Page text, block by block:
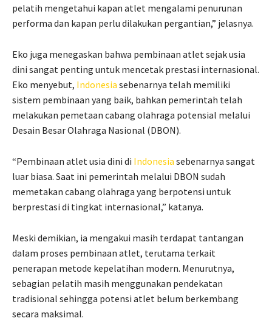
pelatih mengetahui kapan atlet mengalami penurunan
performa dan kapan perlu dilakukan pergantian,” jelasnya.
Eko juga menegaskan bahwa pembinaan atlet sejak usia
dini sangat penting untuk mencetak prestasi internasional.
Eko menyebut, Indonesia sebenarnya telah memiliki
sistem pembinaan yang baik, bahkan pemerintah telah
melakukan pemetaan cabang olahraga potensial melalui
Desain Besar Olahraga Nasional (DBON).
“Pembinaan atlet usia dini di Indonesia sebenarnya sangat
luar biasa. Saat ini pemerintah melalui DBON sudah
memetakan cabang olahraga yang berpotensi untuk
berprestasi di tingkat internasional,” katanya.
Meski demikian, ia mengakui masih terdapat tantangan
dalam proses pembinaan atlet, terutama terkait
penerapan metode kepelatihan modern. Menurutnya,
sebagian pelatih masih menggunakan pendekatan
tradisional sehingga potensi atlet belum berkembang
secara maksimal.